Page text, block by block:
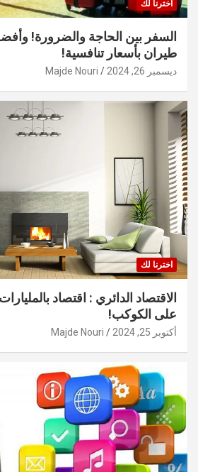
اخترنا لك
السفر بين الحاجة والضرورة!
طيران بأسعار تنافسية!
ديسمبر 26, 2024 Majde Nouri
اخترنا لك
الاقتصاد الدائري : اقتصاد
على الكوكب!
أكتوبر 25, 2024 Majde Nouri